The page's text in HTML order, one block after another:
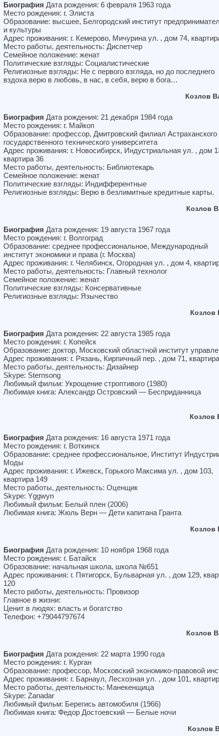
Биография Дата рождения: 6 февраля 1963 года
Место рождения: г. Элиста
Образование: высшее, Белгородский институт
и культуры
Адрес проживания: г. Кемерово, Мичурина ул. , дом 74,
Место работы, деятельность: Диспетчер
Семейное положение: женат
Политические взгляды: Социалистические
Религиозные взгляды: Не с первого взгляда, но до последнего
вздоха верю в любовь, в нас, в себя, верю в бога…
Козлов
Биография Дата рождения: 21 декабря 1984 года
Место рождения: г. Майкоп
Образование: профессор, Дмитровский филиал Астраханского
государственного технического университета
Адрес проживания: г. Новосибирск, Индустриальная ул. , дом
квартира 36
Место работы, деятельность: Библиотекарь
Семейное положение: женат
Политические взгляды: Индифферентные
Религиозные взгляды: Верю в безлимитные кредитные карты.
Козлов
Биография Дата рождения: 19 августа 1967 года
Место рождения: г. Волгоград
Образование: среднее профессиональное, Международный
институт экономики и права (г. Москва)
Адрес проживания: г. Челябинск, Огородная ул. , дом 4,
Место работы, деятельность: Главный технолог
Семейное положение: женат
Политические взгляды: Консервативные
Религиозные взгляды: Язычество
Козлов
Биография Дата рождения: 22 августа 1985 года
Место рождения: г. Копейск
Образование: доктор, Московский областной институт
Адрес проживания: г. Рязань, Кирпичный пер. , дом 71,
Место работы, деятельность: Дизайнер
Skype: Sternsong
Любимый фильм: Укрощение строптивого (1980)
Любимая книга: Александр Островский — Бесприданница
Козлов
Биография Дата рождения: 16 августа 1971 года
Место рождения: г. Воткинск
Образование: среднее профессиональное, Институт
Моды
Адрес проживания: г. Ижевск, Горького Максима ул. , дом 103,
квартира 149
Место работы, деятельность: Оценщик
Skype: Yggwyn
Любимый фильм: Белый плен (2006)
Любимая книга: Жюль Верн — Дети капитана Гранта
Козлов
Биография Дата рождения: 10 ноября 1968 года
Место рождения: г. Батайск
Образование: начальная школа, школа №651
Адрес проживания: г. Пятигорск, Бульварная ул. , дом 129,
120
Место работы, деятельность: Провизор
Главное в жизни:
Ценит в людях: власть и богатство
Телефон: +79044797674
Козлов
Биография Дата рождения: 22 марта 1990 года
Место рождения: г. Курган
Образование: профессор, Московский экономико-правовой
Адрес проживания: г. Барнаул, Лесхозная ул. , дом 101,
Место работы, деятельность: Манекенщица
Skype: Zanadar
Любимый фильм: Берегись автомобиля (1966)
Любимая книга: Федор Достоевский — Белые ночи
Козлов